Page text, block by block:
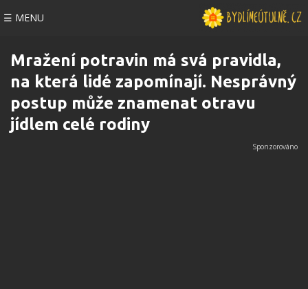
☰ MENU
Mražení potravin má svá pravidla,
na která lidé zapomínají. Nesprávný
postup může znamenat otravu
jídlem celé rodiny